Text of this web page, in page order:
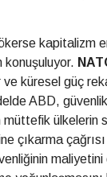
kapitalizm
konuşuluyor.
ve küresel güç
ABD,
müttefik ülkelerin
çıkarma